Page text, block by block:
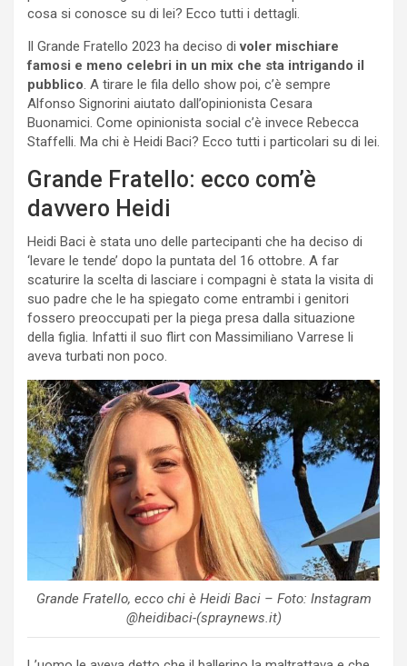
cosa si conosce su di lei? Ecco tutti i dettagli.
Il Grande Fratello 2023 ha deciso divoler mischiare
famosi e meno celebri in un mix che sta intrigando il
pubblico. A tirare le fila dello show poi, c’è sempre
Alfonso Signorini aiutato dall’opinionista Cesara
Buonamici. Come opinionista social c’è invece Rebecca
Staffelli. Ma chi è Heidi Baci? Ecco tutti i particolari su di lei.
Grande Fratello: ecco com’è
davvero Heidi
Heidi Baci è stata uno delle partecipanti che ha deciso di
‘levare le tende’ dopo la puntata del 16 ottobre. A far
scaturire la scelta di lasciare i compagni è stata la visita di
suo padre che le ha spiegato come entrambi i genitori
fossero preoccupati per la piega presa dalla situazione
della figlia. Infatti il suo flirt con Massimiliano Varrese li
aveva turbati non poco.
Grande Fratello, ecco chi è Heidi Baci – Foto: Instagram
@heidibaci-(spraynews.it)